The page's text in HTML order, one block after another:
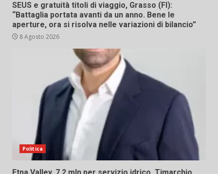
SEUS e gratuità titoli di viaggio, Grasso (FI):
“Battaglia portata avanti da un anno. Bene le
aperture, ora si risolva nelle variazioni di bilancio”
8 Agosto 2026
Politica